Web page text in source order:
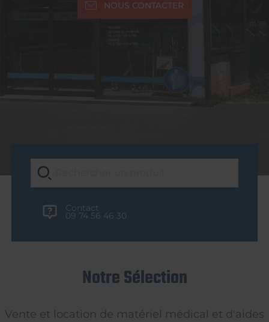
NOUS CONTACTER
Contact
09 74 56 46 30
Notre Sélection
Vente et location de matériel médical et d'aides